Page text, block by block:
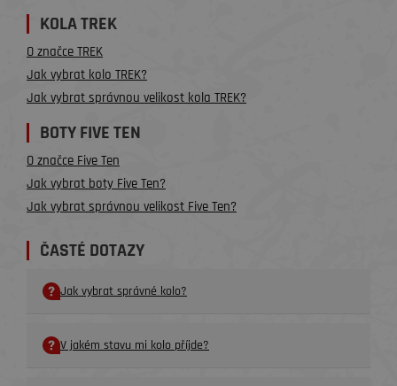
KOLA TREK
O značce TREK
Jak vybrat kolo TREK?
Jak vybrat správnou velikost kola TREK?
BOTY FIVE TEN
O značce Five Ten
Jak vybrat boty Five Ten?
Jak vybrat správnou velikost Five Ten?
ČASTÉ DOTAZY
Jak vybrat správné kolo?
V jakém stavu mi kolo příjde?